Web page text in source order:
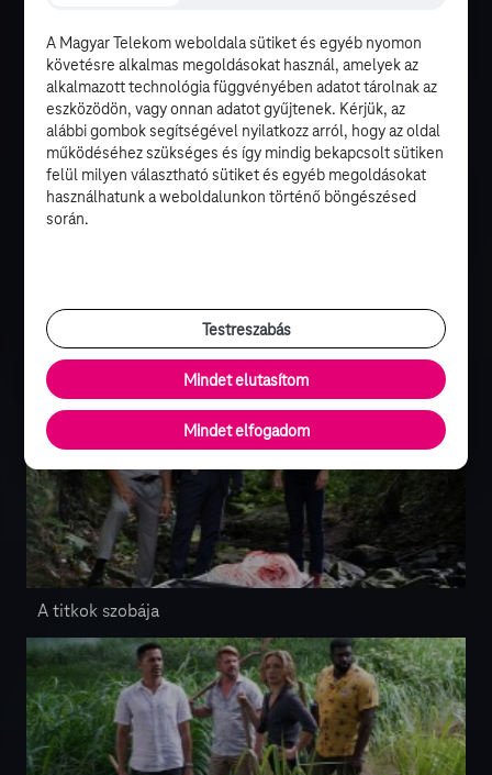
Újra a képernyőre kerül Magnum
A titkok szobája
A Magyar Telekom weboldala sütiket és egyéb nyomon
követésre alkalmas megoldásokat használ, amelyek az
alkalmazott technológia függvényében adatot tárolnak az
eszközödön, vagy onnan adatot gyűjtenek. Kérjük, az
alábbi gombok segítségével nyilatkozz arról, hogy az oldal
működéséhez szükséges és így mindig bekapcsolt sütiken
felül milyen választható sütiket és egyéb megoldásokat
használhatunk a weboldalunkon történő böngészésed
során.
Testreszabás
Mindet elutasítom
Mindet elfogadom